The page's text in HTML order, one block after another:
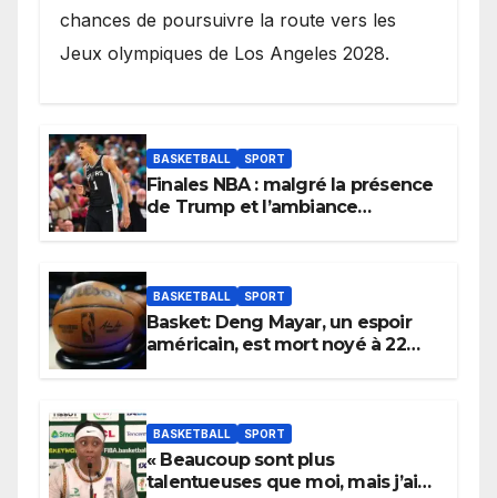
chances de poursuivre la route vers les
Jeux olympiques de Los Angeles 2028.
BASKETBALL SPORT
Finales NBA : malgré la présence
de Trump et l’ambiance
BASKETBALL SPORT
Basket: Deng Mayar, un espoir
américain, est mort noyé à 22
BASKETBALL SPORT
« Beaucoup sont plus
talentueuses que moi, mais j’ai